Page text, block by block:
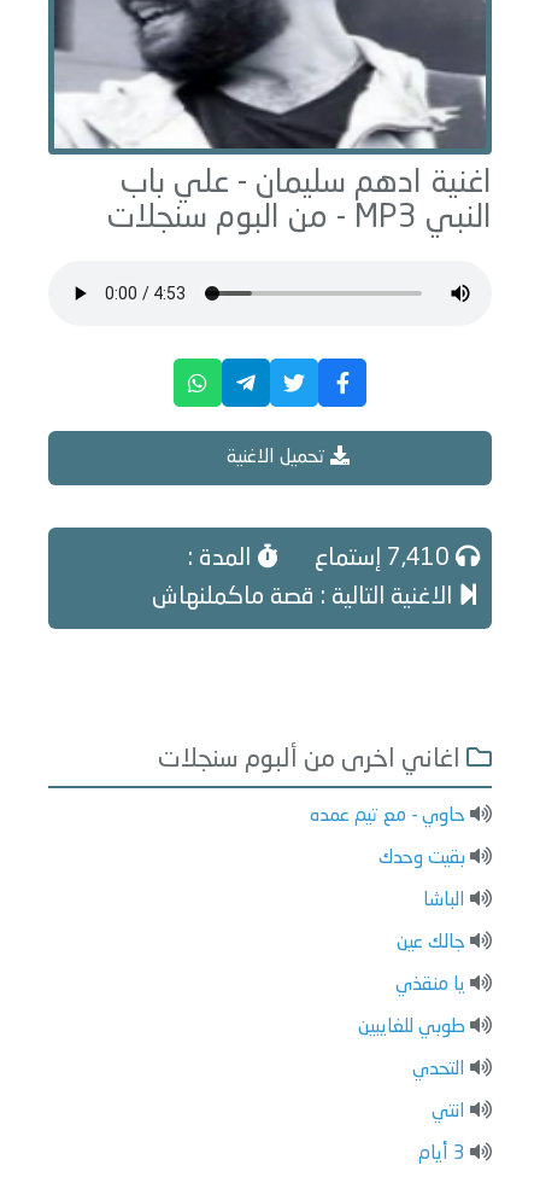
اغنية ادهم سليمان - علي باب
النبي
سنجلات
تحميل الاغنية
المدة :
الاغنية التالية : قصة ماكملنهاش
اغاني اخرى من ألبوم سنجلات
حاوي - مع تيم عمده
بقيت وحدك
الباشا
جالك عين
يا منقذي
طوبي للغايبين
التحدي
انتي
3 أيام